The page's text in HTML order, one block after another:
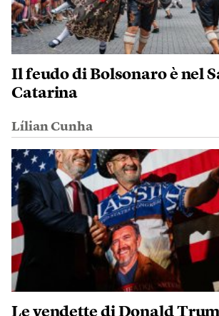
Il feudo di Bolsonaro è nel
Catarina
Lílian Cunha
Le vendette di Donald